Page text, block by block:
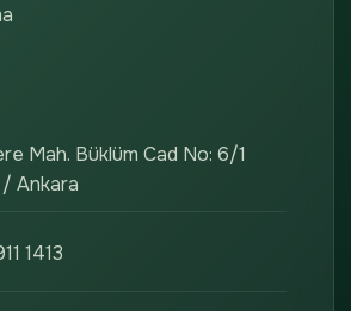
Mah. Büklüm Cad No: 6/1
Ankara
1413